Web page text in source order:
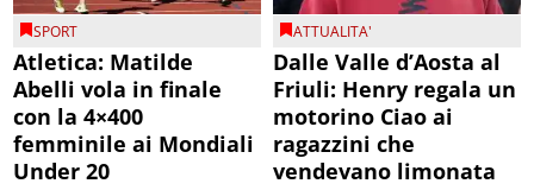
SPORT
Atletica: Matilde
Abelli vola in finale
con la 4×400
femminile ai Mondiali
Under 20
ATTUALITA'
Dalle Valle d’Aosta al
Friuli: Henry regala un
motorino Ciao ai
ragazzini che
vendevano limonata